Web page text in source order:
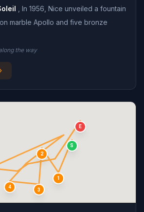
In 1956, Nice unveiled a fountain
marble Apollo and five bronze
the way
S
1
2
3
4
E